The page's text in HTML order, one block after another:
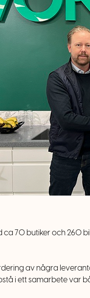
ca 70 butiker och 260
av några
i ett samarbete var